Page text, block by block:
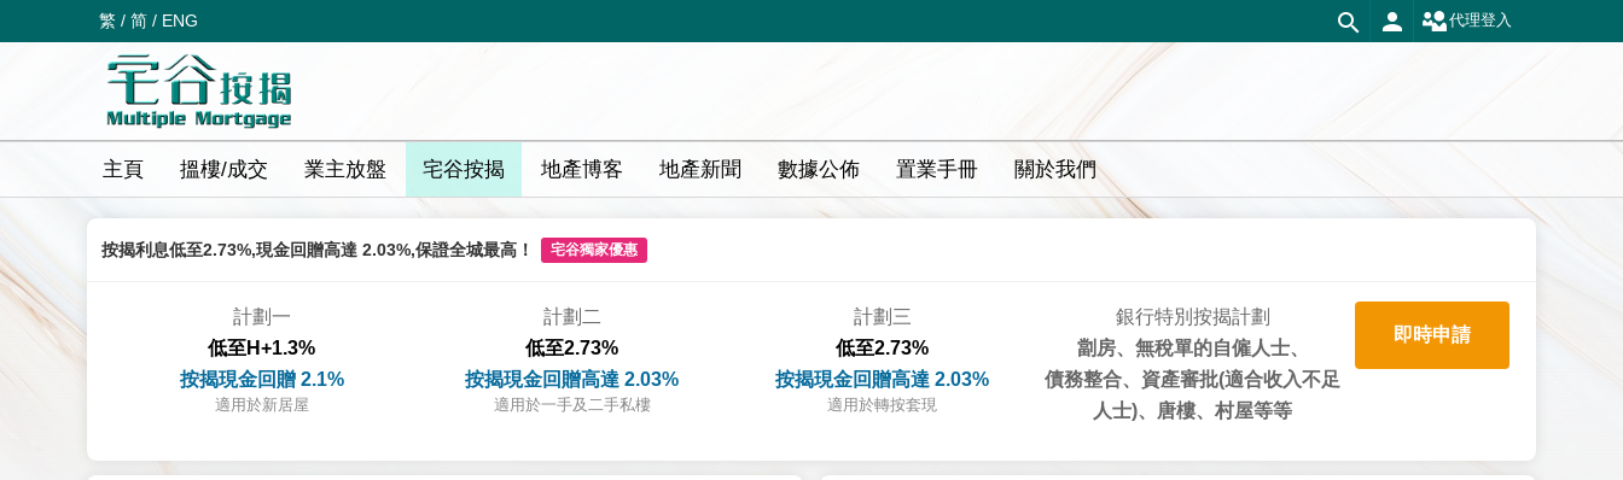
繁 / 简 / ENG 代理登入
主頁 搵樓/成交 業主放盤 宅谷按揭 地產博客 地產新聞 數據公佈 置業手冊 關於我們
按揭利息低至2.73%,現金回贈高達 2.03%,保證全城最高！ 宅谷獨家優惠
計劃一
低至H+1.3%
按揭現金回贈 2.1%
適用於新居屋
計劃二
低至2.73%
按揭現金回贈高達 2.03%
適用於一手及二手私樓
計劃三
低至2.73%
按揭現金回贈高達 2.03%
適用於轉按套現
銀行特別按揭計劃
劏房、無稅單的自僱人士、
債務整合、資產審批(適合收入不足
人士)、唐樓、村屋等等
即時申請